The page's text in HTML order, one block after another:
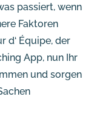
passiert, wenn
Faktoren
d‘ Équipe, der
App, nun Ihr
und sorgen